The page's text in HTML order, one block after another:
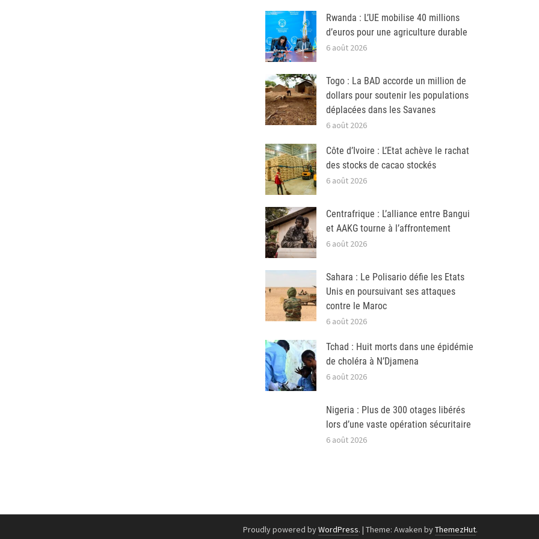
Rwanda : L’UE mobilise 40 millions
d’euros pour une agriculture durable
6 août 2026
Togo : La BAD accorde un million de
dollars pour soutenir les populations
déplacées dans les Savanes
6 août 2026
Côte d’Ivoire : L’Etat achève le rachat
des stocks de cacao stockés
6 août 2026
Centrafrique : L’alliance entre Bangui
et AAKG tourne à l’affrontement
6 août 2026
Sahara : Le Polisario défie les Etats
Unis en poursuivant ses attaques
contre le Maroc
6 août 2026
Tchad : Huit morts dans une épidémie
de choléra à N’Djamena
6 août 2026
Nigeria : Plus de 300 otages libérés
lors d’une vaste opération sécuritaire
6 août 2026
Proudly powered byWordPress. | Theme: Awaken byThemezHut.